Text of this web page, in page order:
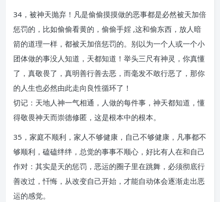
34，被神天抛弃！凡是偷偷摸摸做的恶事都是必然被天加倍
惩罚的，比如偷偷看黄的，偷偷手婬 ,这和偷东西，放人暗
箭的道理一样，都被天加倍惩罚的。别以为一个人或一个小
团体做的事没人知道，天都知道！举头三尺有神灵，你真懂
了，真敬畏了，真明善行善去恶，而毫发不敢行恶了，那你
的人生也必然由此走向良性循环了！
切记：天地人神一气相通，人做的每件事，神天都知道，懂
得敬畏神天而崇德修匿，这是根本中的根本。
35，家庭不顺利，家人不够健康，自己不够健康，凡事都不
够顺利，磕磕绊绊，总觉的事事不顺心，好比有人在和自己
作对：其实是天的惩罚，恶运的圈子里在跳舞，必须彻底行
善改过，忏悔，从改变自己开始，才能自动体会逐渐走出恶
运的感觉。